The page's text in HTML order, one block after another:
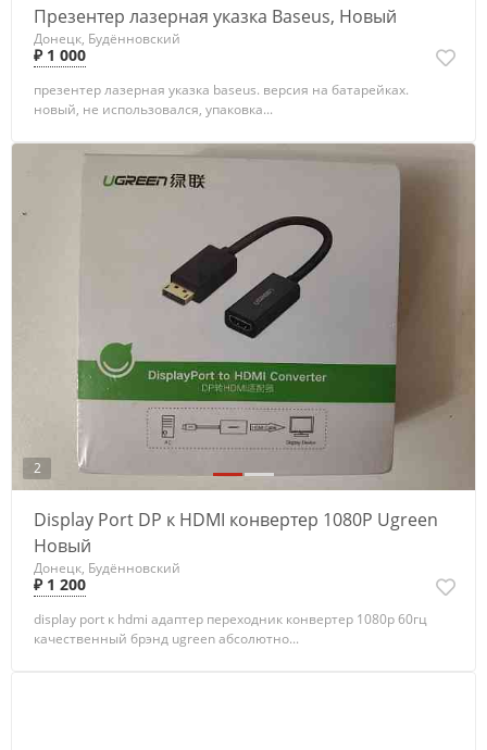
Презентер лазерная указка Baseus, Новый
Донецк, Будённовский
₽ 1 000
презентер лазерная указка baseus. версия на батарейках.
новый, не использовался, упаковка...
2
Display Port DP к HDMI конвертер 1080P Ugreen
Новый
Донецк, Будённовский
₽ 1 200
display port к hdmi адаптер переходник конвертер 1080р 60гц
качественный брэнд ugreen абсолютно...